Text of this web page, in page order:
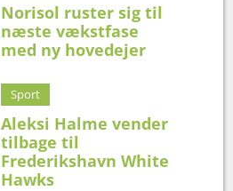
Norisol ruster sig til
næste vækstfase
med ny hovedejer
Sport
Aleksi Halme vender
tilbage til
Frederikshavn White
Hawks